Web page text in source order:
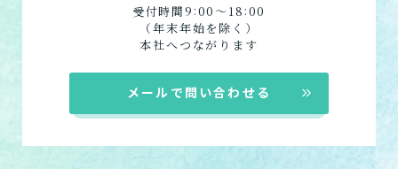
受付時間9 :00〜18 :00
（年末年始を除く）
本社へつながります
メールで問い合わせる